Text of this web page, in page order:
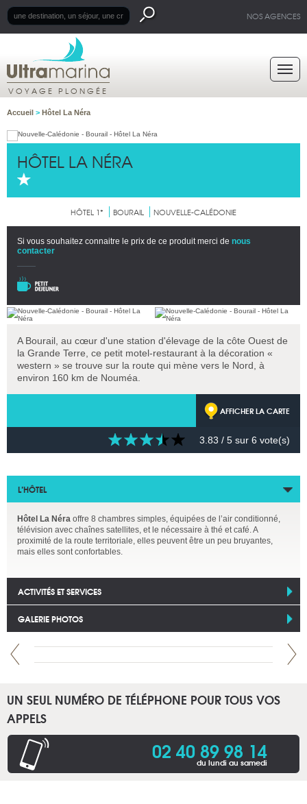
NOS AGENCES
VOYAGE PLONGÉE
Accueil > Hôtel La Néra
HÔTEL LA NÉRA
HÔTEL 1* BOURAIL NOUVELLE-CALÉDONIE
Si vous souhaitez connaitre le prix de ce produit merci de nous
contacter
A Bourail, au cœur d'une station d'élevage de la côte Ouest de
la Grande Terre, ce petit motel-restaurant à la décoration «
western » se trouve sur la route qui mène vers le Nord, à
environ 160 km de Nouméa.
AFFICHER LA CARTE
3.83 / 5 sur 6 vote(s)
L’HÔTEL
Hôtel La Néra offre 8 chambres simples, équipées de l’air conditionné,
télévision avec chaînes satellites, et le nécessaire à thé et café. A
proximité de la route territoriale, elles peuvent être un peu bruyantes,
mais elles sont confortables.
ACTIVITÉS ET SERVICES
GALERIE PHOTOS
UN SEUL NUMÉRO DE TÉLÉPHONE POUR TOUS VOS
APPELS
02 40 89 98 14
du lundi au samedi